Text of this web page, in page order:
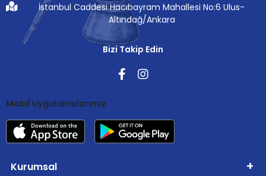
İstanbul Caddesi Hacıbayram Mahallesi No:6 Ulus-
Altındağ/Ankara
Bizi Takip Edin
Mobil Uygulamalarımız
Kurumsal